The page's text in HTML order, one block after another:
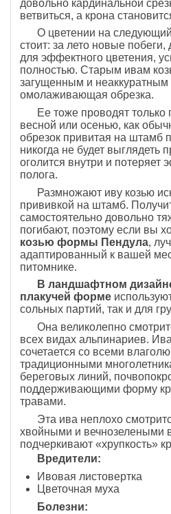
довольно кардинальной
ветвиться, а крона
О цветении на
стоит: за лето новые побеги,
для эффектного цветения,
полностью. Старым ивам
загущенным и
омолаживающая обрезка.
Ее тоже проводят только
весной или осенью, как
обрезок привитая на штамб
никогда не будет выглядеть
оголится внутри и потеряет
полога.
Размножают иву козью
прививкой на штамб.
самостоятельно довольно
погибают, поэтому если вы
козью формы Пендула,
адаптированный к вашей
питомнике.
В ландшафтном
плакучей форме
сольных партий, так и для
Она великолепно
всех видах альпинариев.
сочетается со всеми
традиционными
береговых линий,
поддерживающими форму
травами.
Эта ива неплохо
хвойными и вечнозелеными
подчеркивают «хрупкость»
Вредители:
Ивовая листовертка
Цветочная муха
Болезни: